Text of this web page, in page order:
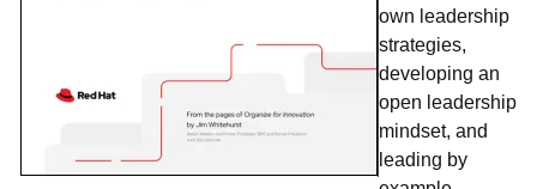
own leadership
strategies,
developing an
open leadership
mindset, and
leading by